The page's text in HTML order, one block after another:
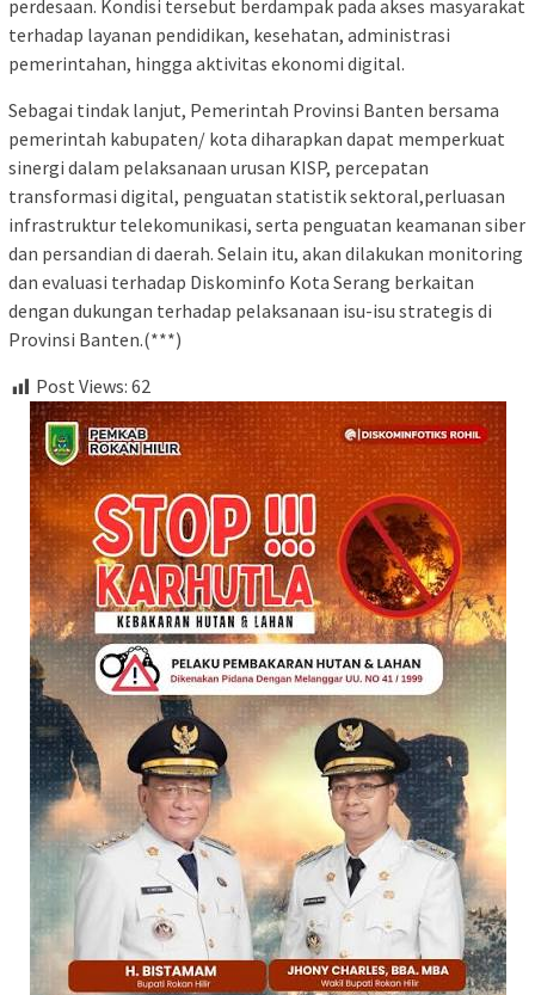
perdesaan. Kondisi tersebut berdampak pada akses masyarakat
terhadap layanan pendidikan, kesehatan, administrasi
pemerintahan, hingga aktivitas ekonomi digital.
Sebagai tindak lanjut, Pemerintah Provinsi Banten bersama
pemerintah kabupaten/ kota diharapkan dapat memperkuat
sinergi dalam pelaksanaan urusan KISP, percepatan
transformasi digital, penguatan statistik sektoral,perluasan
infrastruktur telekomunikasi, serta penguatan keamanan siber
dan persandian di daerah. Selain itu, akan dilakukan monitoring
dan evaluasi terhadap Diskominfo Kota Serang berkaitan
dengan dukungan terhadap pelaksanaan isu-isu strategis di
Provinsi Banten.(***)
Post Views: 62